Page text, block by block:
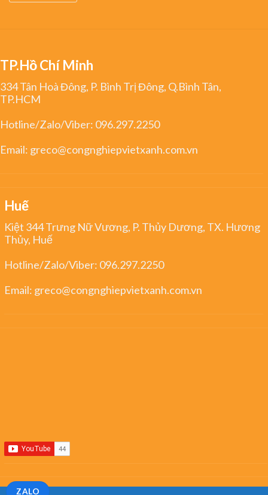
ZALO
TP.Hồ Chí Minh
334 Tân Hoà Đông, P. Bình Trị Đông, Q.Bình Tân,
TP.HCM
Hotline/Zalo/Viber: 096.297.2250
Email: greco@congnghiepvietxanh.com.vn
Huế
Kiệt 344 Trưng Nữ Vương, P. Thủy Dương, TX. Hương
Thủy, Huế
Hotline/Zalo/Viber: 096.297.2250
Email: greco@congnghiepvietxanh.com.vn